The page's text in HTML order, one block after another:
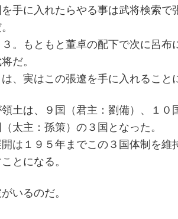
手に入れたらやる事は武将検索で
。もともと董卓の配下で次に呂布
だ。
、実はこの張遼を手に入れること
土は、９国（君主：劉備）、１０
太主：孫策）の３国となった。
は１９５年までこの３国体制を維
とになる。
いるのだ。